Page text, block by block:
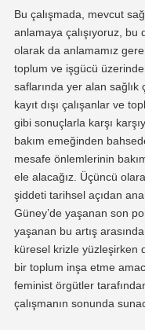
Bu çalışmada, mevcut
anlamaya çalışıyoruz,
olarak da anlamamız
toplum ve işgücü
saflarında yer alan sağlık
kayıt dışı çalışanlar ve
gibi sonuçlarla karşı
bakım emeğinden
mesafe önlemlerinin
ele alacağız. Üçüncü
şiddeti tarihsel açıdan
Güney’de yaşanan son
yaşanan bu artış
küresel krizle yüzleşirken
bir toplum inşa etme
feminist örgütler
çalışmanın sonunda